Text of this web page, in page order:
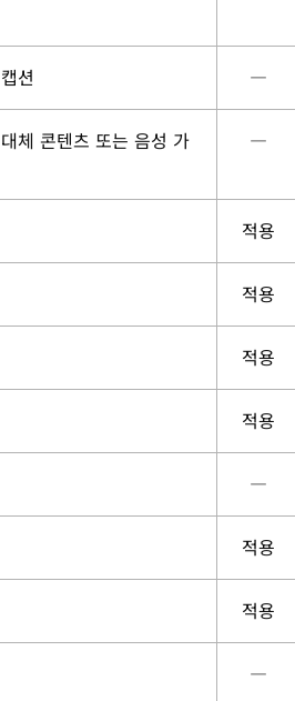
션 ―
체 콘텐츠 또는 음성 가
―
적용
적용
적용
적용
―
적용
적용
―